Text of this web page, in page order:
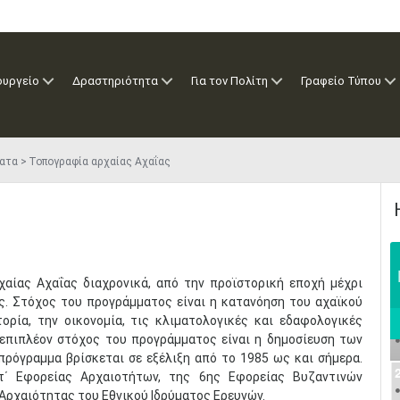
Δραστηριότητα Για τον Πολίτη Γραφείο Τύπου
Τοπογραφία αρχαίας Αχαΐας
Αχαΐας διαχρονικά, από την προϊστορική εποχή μέχρι
Στόχος του προγράμματος είναι η κατανόηση του αχαϊκού
την οικονομία, τις κλιματολογικές και εδαφολογικές
στόχος του προγράμματος είναι η δημοσίευση των
βρίσκεται σε εξέλιξη από το 1985 ως και σήμερα.
Εφορείας Αρχαιοτήτων, της 6ης Εφορείας Βυζαντινών
του Εθνικού Ιδρύματος Ερευνών.
•
2
•